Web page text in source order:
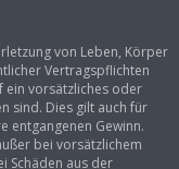
von Leben, Körper
Vertragspflichten
ein vorsätzliches oder
sind. Dies gilt auch für
entgangenen Gewinn.
bei vorsätzlichem
Schäden aus der